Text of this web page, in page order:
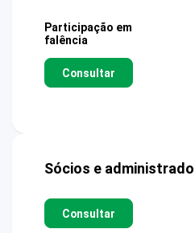
Participação em
falência
Consultar
Sócios e
Consultar